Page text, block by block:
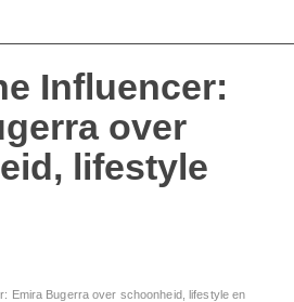
Influencer:
over
lifestyle
Emira Bugerra over schoonheid, lifestyle en